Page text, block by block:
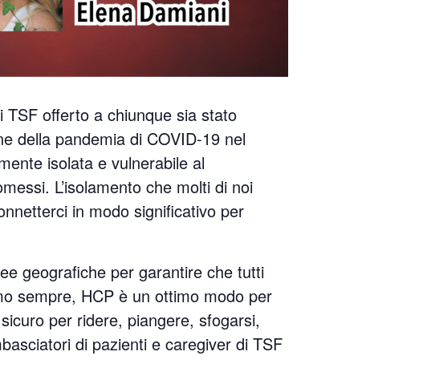
TSF offerto a chiunque sia stato
della pandemia di COVID-19 nel
isolata e vulnerabile al
L’isolamento che molti di noi
in modo significativo per
geografiche per garantire che tutti
sempre, HCP è un ottimo modo per
per ridere, piangere, sfogarsi,
di pazienti e caregiver di TSF